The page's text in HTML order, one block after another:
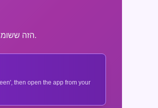
צלול לעולם המרתק של Sprunki Phase15, שבו אסטרטגיה פוגשת ריגוש במשחק המ captivating הזה ששומר אותך על קצה הכסא.
then open the app from your